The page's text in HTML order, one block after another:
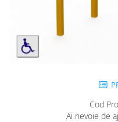
Jocuri cu nisip
Echipamente de catarat
Trasee echilibristica
Echipamente tematice
Animale din cauciuc
Cod
Ai nevoie de